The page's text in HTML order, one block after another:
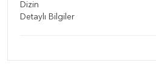
Dizin
Detaylı Bilgiler